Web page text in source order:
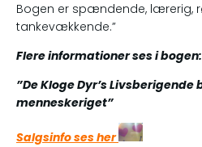
Bogen er spændende, lærerig,
tankevækkende.”
Flere informationer ses i bogen:
”De Kloge Dyr’s
menneskeriget”
Salgsinfo ses her